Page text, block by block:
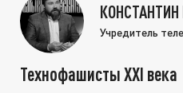
Учредитель
Технофашисты XXI века